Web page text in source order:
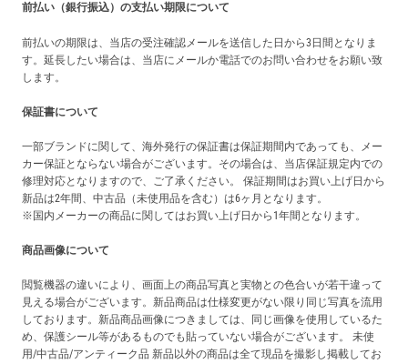
前払い（銀行振込）の支払い期限について
前払いの期限は、当店の受注確認メールを送信した日から3日間となりま
す。延長したい場合は、当店にメールか電話でのお問い合わせをお願い致
します。
保証書について
一部ブランドに関して、海外発行の保証書は保証期間内であっても、メー
カー保証とならない場合がございます。その場合は、当店保証規定内での
修理対応となりますので、ご了承ください。 保証期間はお買い上げ日から
新品は2年間、中古品（未使用品を含む）は6ヶ月となります。
※国内メーカーの商品に関してはお買い上げ日から1年間となります。
商品画像について
閲覧機器の違いにより、画面上の商品写真と実物との色合いが若干違って
見える場合がございます。新品商品は仕様変更がない限り同じ写真を流用
しております。新品商品画像につきましては、同じ画像を使用しているた
め、保護シール等があるものでも貼っていない場合がございます。 未使
用/中古品/アンティーク品 新品以外の商品は全て現品を撮影し掲載してお